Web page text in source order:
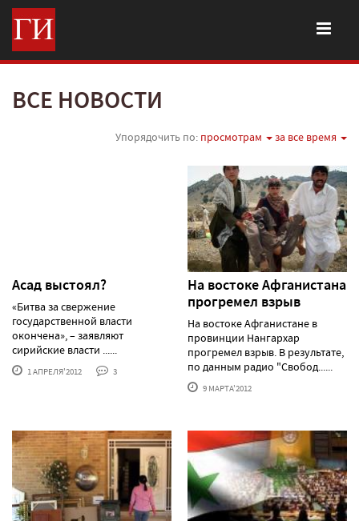
ВСЕ НОВОСТИ
Упорядочить по: просмотрам за все время
Асад выстоял?
«Битва за свержение
государственной власти
окончена», – заявляют
сирийские власти ......
1 АПРЕЛЯ'2012 3
На востоке Афганистана
прогремел взрыв
На востоке Афганистане в
провинции Нангархар
прогремел взрыв. В результате,
по данным радио "Свобод......
9 МАРТА'2012